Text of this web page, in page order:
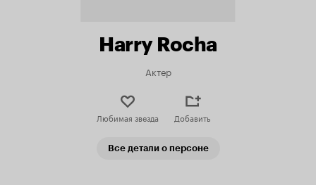
Harry Rocha
Актер
Любимая звезда Добавить
Все детали о персоне